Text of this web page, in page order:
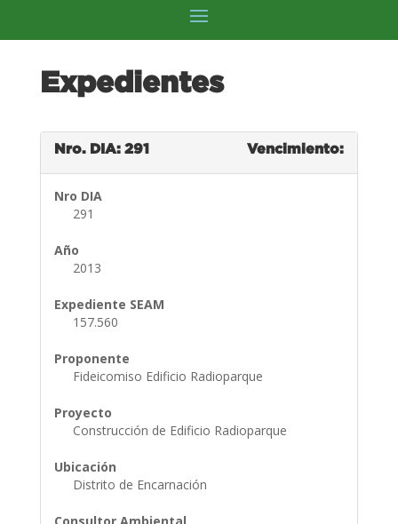
Expedientes
Nro. DIA: 291 Vencimiento:
Nro DIA
291
Año
2013
Expediente SEAM
157.560
Proponente
Fideicomiso Edificio Radioparque
Proyecto
Construcción de Edificio Radioparque
Ubicación
Distrito de Encarnación